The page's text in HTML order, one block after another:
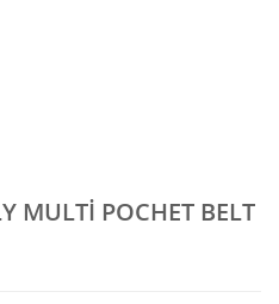
MULTİ POCHET BELT